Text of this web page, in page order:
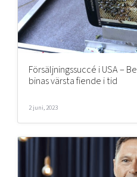
Försäljningssuccé i USA –
binas värsta fiende i tid
2 juni, 2023